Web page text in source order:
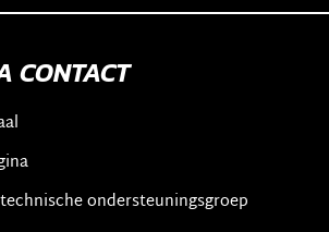
CONTACT
ondersteuningsgroep